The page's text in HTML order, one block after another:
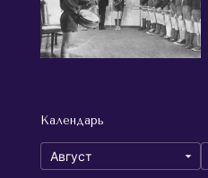
Календарь